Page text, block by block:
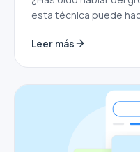
esta técnica puede
Leer más